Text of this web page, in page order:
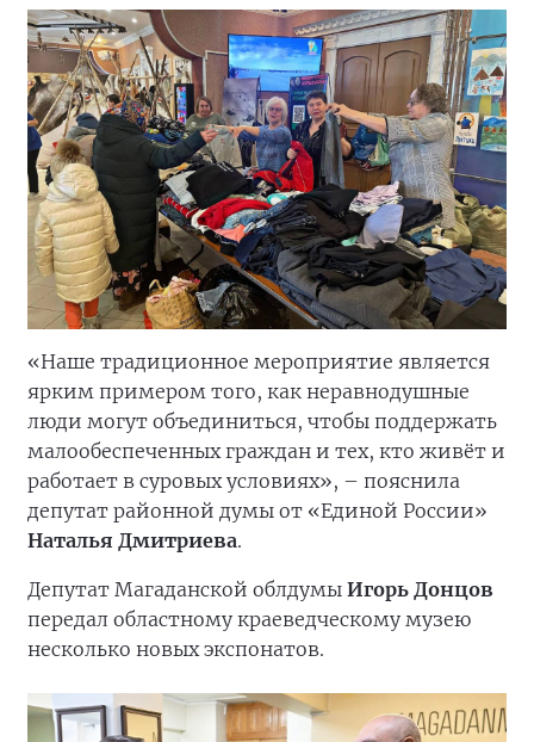
«Наше традиционное мероприятие является
ярким примером того, как неравнодушные
люди могут объединиться, чтобы поддержать
малообеспеченных граждан и тех, кто живёт и
работает в суровых условиях», – пояснила
депутат районной думы от «Единой России»
Наталья Дмитриева.
Депутат Магаданской облдумы Игорь Донцов
передал областному краеведческому музею
несколько новых экспонатов.